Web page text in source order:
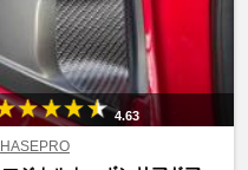
4.63
HASEPRO